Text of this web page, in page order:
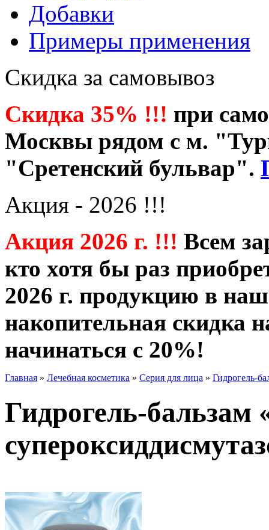
Добавки
Примеры применения
Скидка за самовывоз
Скидка 35% !!! при
Москвы рядом с м.
"Сретенский бульвар".
Акция - 2026 !!!
Акция 2026 г. !!! Всем
кто хотя бы раз
2026 г. продукцию в
накопительная скидка
начинаться с 20%!
Главная » Лечебная косметика » Серия для лица » Гидрогель-
Гидрогель-бальзам